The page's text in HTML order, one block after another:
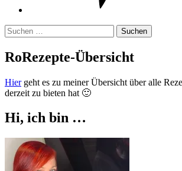
Suchen
nach:
RoRezepte-Übersicht
Hiergeht es zu meiner Übersicht über alle
derzeit zu bieten hat 🙂
Hi, ich bin …